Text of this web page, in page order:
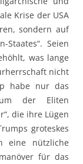
Krise der USA
sondern auf
Staates“. Seien
was lange
nicht
habe nur das
der Eliten
die ihre Lügen
groteskes
eine nützliche
für das